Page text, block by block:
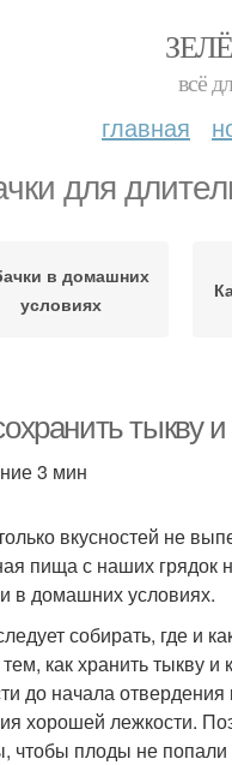
всё
главная
для
в домашних
условиях
тыкву
3 мин
вкусностей не
пища с наших грядок
в домашних условиях.
собирать, где и
как хранить тыкву
до начала отвердения
хорошей лежкости.
чтобы плоды не попали